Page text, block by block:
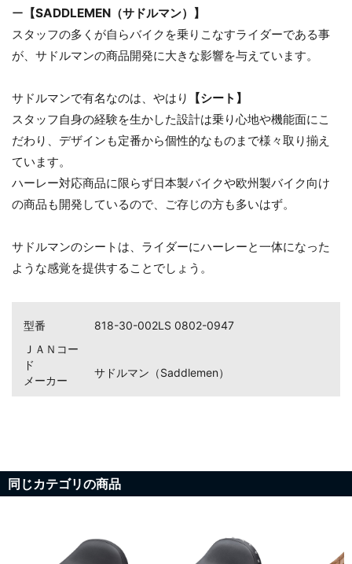
ー 【SADDLEMEN（サドルマン）】
スタッフの多くが自らバイクを乗りこなすライダーである事
が、サドルマンの商品開発に大きな影響を与えています。
サドルマンで有名なのは、やはり
【シート】
スタッフ自身の経験を生かした設計は乗り心地や機能面にこ
だわり、デザインも定番から個性的なものまで様々取り揃え
ています。
ハーレー対応商品に限らず日本製バイクや欧州製バイク向け
の商品も開発しているので、ご存じの方も多いはず。
サドルマンのシートは、ライダーにハーレーと一体になった
ような感覚を提供することでしょう。
型番
818-30-002LS 0802-0947
ＪＡＮコー
ド
メーカー
サドルマン（Saddlemen）
お買い物を続ける カートへ進む
同じカテゴリの商品